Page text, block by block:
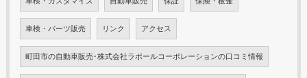
車検・パーツ販売 リンク アクセス
町田市の自動車販売･株式会社ラポールコーポレーションの口コミ情報